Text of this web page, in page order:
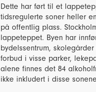
Dette har ført til et
tidsregulerte soner heller
på offentlig plass.
lappeteppet. Byen har
bydelssentrum,
forbud i visse parker,
alene finnes det 84
ikke inkludert i disse